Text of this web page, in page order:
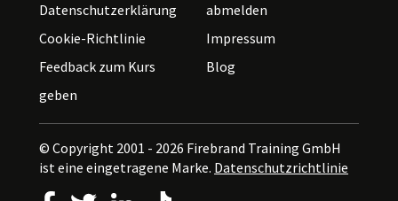
Datenschutzerklärung
Cookie-Richtlinie
Feedback zum Kurs
geben
abmelden
Impressum
Blog
© Copyright 2001 - 2026 Firebrand Training GmbH
ist eine eingetragene Marke. Datenschutzrichtlinie